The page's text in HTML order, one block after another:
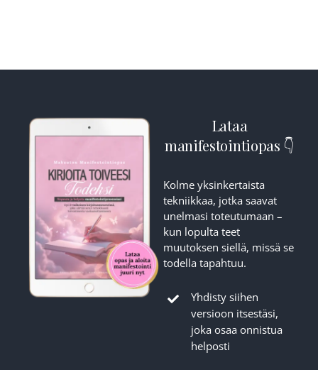
Lataa
manifestointiopas 👇
Kolme yksinkertaista
tekniikkaa, jotka saavat
unelmasi toteutumaan –
kun lopulta teet
muutoksen siellä, missä se
todella tapahtuu.
Yhdisty siihen
versioon itsestäsi,
joka osaa onnistua
helposti